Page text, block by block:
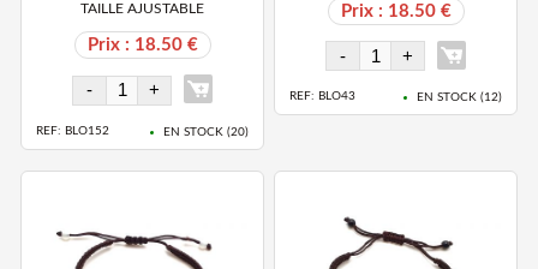
TAILLE AJUSTABLE
Prix : 18.50 €
REF: BLO152 EN STOCK (20)
Prix : 18.50 €
REF: BLO43 EN STOCK ( 12)